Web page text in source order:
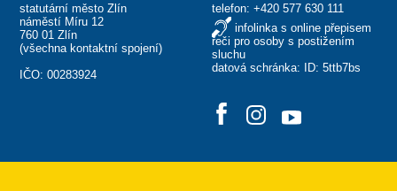
statutární město Zlín
náměstí Míru 12
760 01 Zlín
(všechna kontaktní spojení)
IČO: 00283924
telefon: +420 577 630 111
infolinka s online přepisem
řeči pro osoby s postižením
sluchu
datová schránka: ID: 5ttb7bs